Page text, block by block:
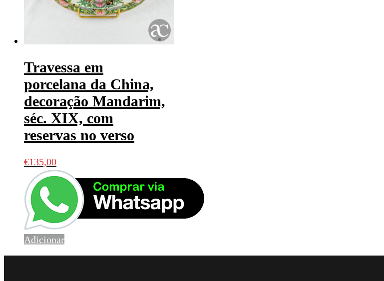
Travessa em
porcelana da China,
decoração Mandarim,
séc. XIX, com
reservas no verso
€135,00
Adicionar